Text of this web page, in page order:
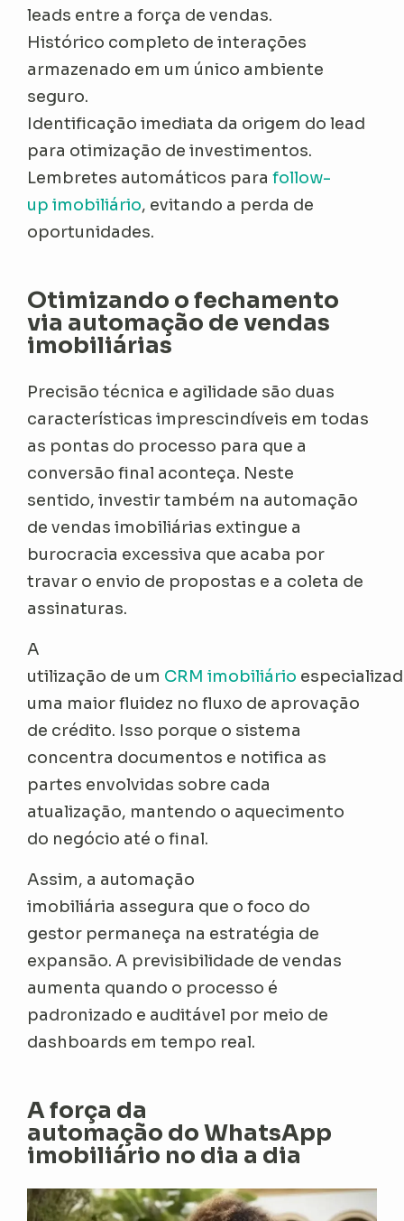
leads entre a força de vendas.
Histórico completo de interações
armazenado em um único ambiente
seguro.
Identificação imediata da origem do lead
para otimização de investimentos.
Lembretes automáticos parafollow-
up imobiliário, evitando a perda de
oportunidades.
Otimizando o fechamento
via automação de vendas
imobiliárias
Precisão técnica e agilidade são duas
características imprescindíveis em todas
as pontas do processo para que a
conversão final aconteça. Neste
sentido, investir também na automação
de vendas imobiliárias extingue a
burocracia excessiva que acaba por
travar o envio de propostas e a coleta de
assinaturas.
A
utilização de um CRM imobiliário
uma maior fluidez no fluxo de aprovação
de crédito. Isso porque o sistema
concentra documentos e notifica as
partes envolvidas sobre cada
atualização, mantendo o aquecimento
do negócio até o final.
Assim, a automação
imobiliária assegura que o foco do
gestor permaneça na estratégia de
expansão. A previsibilidade de vendas
aumenta quando o processo é
padronizado e auditável por meio de
dashboards em tempo real.
A força da
automação do WhatsApp
imobiliário no dia a dia